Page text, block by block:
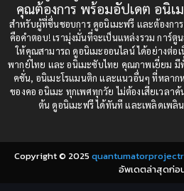
Comedy (ตลก)(235)
Comedy (ตลก)(85)
Comic Book การ์ตูน(1)
Coming-of-Age ก้าวผ่านวัย(6)
1987
1984
1982
1980
คุณต้องการ พร้อมอัปเดต อนิเ
สำหรับผู้ที่ชื่นชอบการ ดูอนิเมะฟรี และต้องกา
คือคำตอบ! เรามุ่งมั่นที่จะเป็นแหล่งรวม การ์
ให้คุณสามารถ ดูอนิเมะออนไลน์ ได้อย่างต่อ
พากย์ไทย และ อนิเมะซับไทย คุณภาพเยี่ยม มี
คชั่น, อนิเมะโรแมนติก และแนวอื่นๆ ที่หลา
ของคอ อนิเมะ ทุกเพศทุกวัย ไม่ต้องเสียเวลาค้
ต้น ดูอนิเมะฟรี ได้ทันที และเพลิดเพ
Copyright © 2025
อัพเดตล่าสุดก่อ